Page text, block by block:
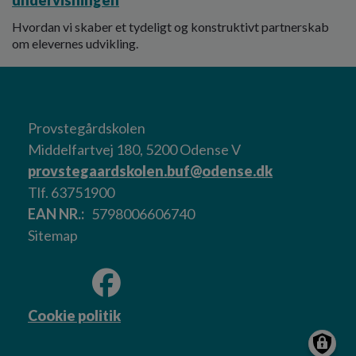
Hvordan vi skaber et tydeligt og konstruktivt partnerskab
om elevernes udvikling.
Provstegårdskolen
Middelfartvej 180, 5200 Odense V
provstegaardskolen.buf@odense.dk
Tlf. 63751900
EAN NR.
5798006606740
Sitemap
Cookie politik